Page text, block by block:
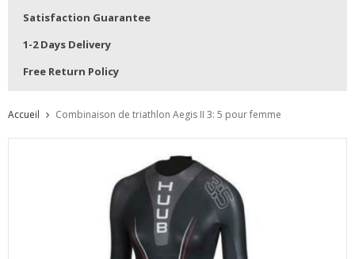
Satisfaction Guarantee
1-2 Days Delivery
Free Return Policy
Accueil Combinaison de triathlon Aegis II 3: 5 pour femme